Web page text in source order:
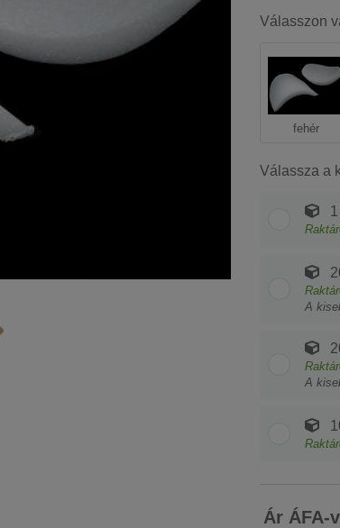
Válasszon
fehér
Válassza a
A
A
Ár ÁFA-